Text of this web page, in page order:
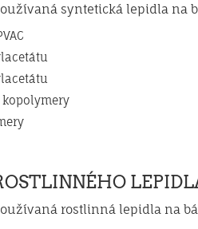
syntetická lepidla na
kopolymery
rostlinná lepidla na